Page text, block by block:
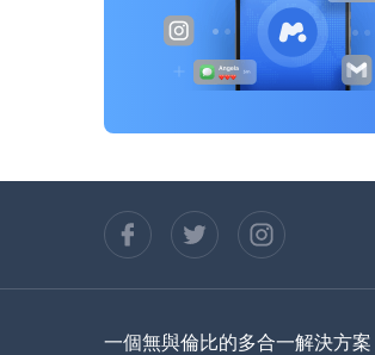
一個無與倫比的多合一解決方案